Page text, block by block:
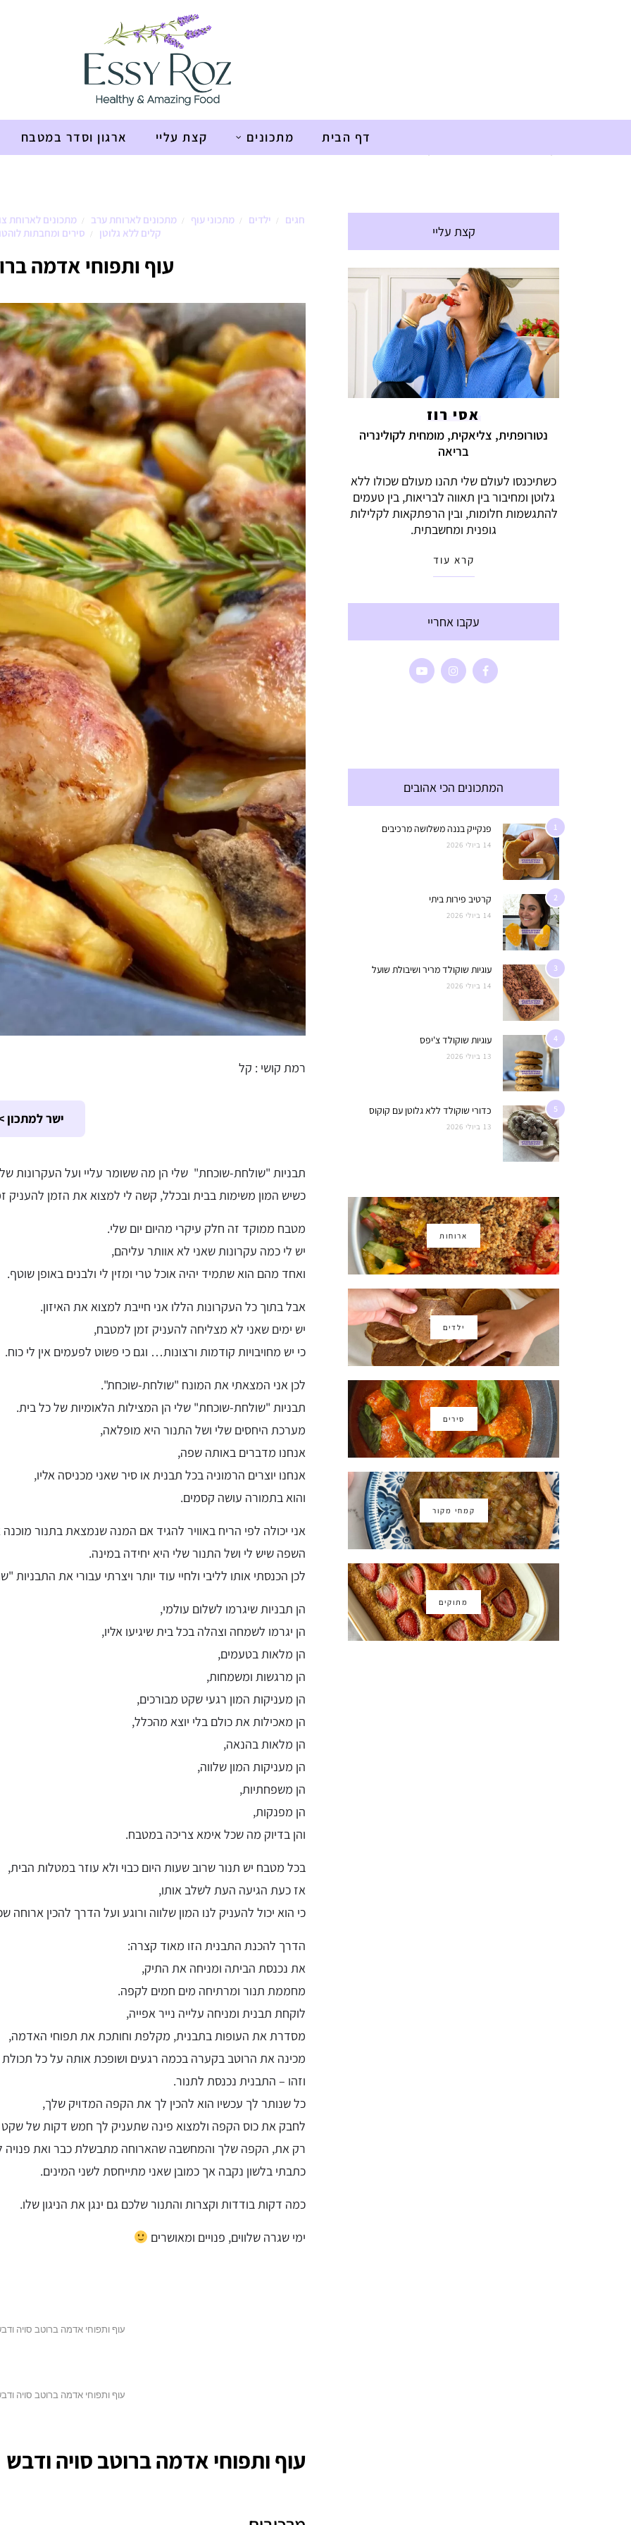
דף הבית מתכונים קצת עליי ארגון וסדר במטבח
עוף ותפוחי אדמה ברוטב סויה ודבש
חגים / ילדים / מתכוני עוף / מתכונים לארוחת ערב / מתכונים לארוחת
קלים ללא גלוטן
/ סירים ומחבתות
עוף ותפוחי אדמה
רמת קושי : קל
ישר למתכון
תבניות "שולחת-שוכחת" שלי הן מה ששומר עליי ועל העקרונות
כשיש המון משימות בבית ובכלל, קשה לי למצוא את הזמן להעניק
מטבח ממוקד זה חלק עיקרי מהיום יום שלי.
יש לי כמה עקרונות שאני לא אוותר עליהם,
ואחד מהם הוא שתמיד יהיה אוכל טרי ומזין לי ולבנים באופן שוטף.
אבל בתוך כל העקרונות הללו אני חייבת למצוא את האיזון.
יש ימים שאני לא מצליחה להעניק זמן למטבח,
כי יש מחויבויות קודמות ורצונות… וגם כי פשוט לפעמים אין לי כוח.
לכן אני המצאתי את המונח "שולחת-שוכחת".
תבניות "שולחת-שוכחת" שלי הן המצילות הלאומיות של כל בית.
מערכת היחסים שלי ושל התנור היא מופלאה,
אנחנו מדברים באותה שפה,
אנחנו יוצרים הרמוניה בכל תבנית או סיר שאני מכניסה אליו,
והוא בתמורה עושה קסמים.
אני יכולה לפי הריח באוויר להגיד אם המנה שנמצאת בתנור מוכנה
השפה שיש לי ושל התנור שלי היא יחידה במינה.
לכן הכנסתי אותו לליבי ולחיי עוד יותר ויצרתי עבורי את
הן תבניות שיגרמו לשלום עולמי,
הן יגרמו לשמחה וצהלה בכל בית שיגיעו אליו,
הן מלאות בטעמים,
הן מרגשות ומשמחות,
הן מעניקות המון רגעי שקט מבורכים,
הן מאכילות את כולם בלי יוצא מהכלל,
הן מלאות בהנאה,
הן מעניקות המון שלווה,
הן משפחתיות,
הן מפנקות,
והן בדיוק מה שכל אימא צריכה במטבח.
בכל מטבח יש תנור שרוב שעות היום כבוי ולא עוזר במטלות הבית,
אז כעת הגיעה העת לשלב אותו,
כי הוא יכול להעניק לנו המון שלווה ורוגע ועל הדרך להכין ארוחה
הדרך להכנת התבנית הזו מאוד קצרה:
את נכנסת הביתה ומניחה את התיק,
מחממת תנור ומרתיחה מים חמים לקפה.
לוקחת תבנית ומניחה עלייה נייר אפייה,
מסדרת את העופות בתבנית, מקלפת וחותכת את תפוחי האדמה,
מכינה את הרוטב בקערה בכמה רגעים ושופכת אותה על כל
וזהו – התבנית נכנסת לתנור.
כל שנותר לך עכשיו הוא להכין לך את הקפה המדויק שלך,
לחבק את כוס הקפה ולמצוא פינה שתעניק לך חמש דקות של שקט
רק את, הקפה שלך והמחשבה שהארוחה מתבשלת כבר ואת פנויה
כתבתי בלשון נקבה אך כמובן שאני מתייחסת לשני המינים.
כמה דקות בודדות וקצרות והתנור שלכם גם ינגן את הניגון שלו.
ימי שגרה שלווים, פנויים ומאושרים
עוף ותפוחי אדמה ברוטב סויה
עוף ותפוחי אדמה ברוטב סויה
עוף ותפוחי אדמה ברוטב סויה ודבש
קצת עליי
אסי רוז
נטורופתית, צליאקית, מומחית לקולינריה
בריאה
כשתיכנסו לעולם שלי תהנו מעולם שכולו ללא
גלוטן ומחיבור בין תאווה לבריאות, בין טעמים
להתגשמות חלומות, ובין הרפתקאות לקלילות
גופנית ומחשבתית.
קרא עוד
עקבו אחריי
המתכונים הכי אהובים
1 פנקייק בננה משלושה מרכיבים
14 ביולי 2026
2 קרטיב פירות ביתי
14 ביולי 2026
3 עוגיות שוקולד מריר ושיבולת שועל
14 ביולי 2026
4 עוגיות שוקולד צ'יפס
13 ביולי 2026
5 כדורי שוקולד ללא גלוטן עם קוקוס
13 ביולי 2026
ארוחות
ילדים
סירים
קמחי מקור
מתוקים